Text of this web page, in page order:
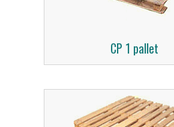
CP 1 pallet